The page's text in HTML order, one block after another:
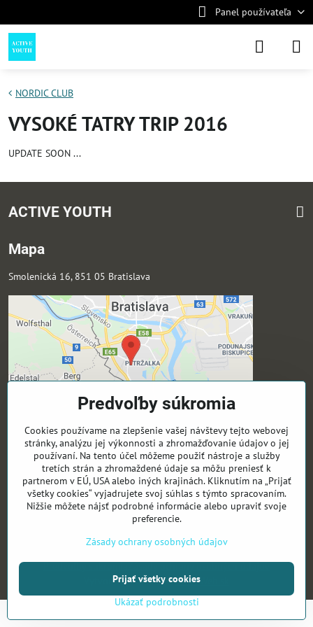
Panel používateľa
NORDIC CLUB
VYSOKÉ TATRY TRIP 2016
UPDATE SOON ...
ACTIVE YOUTH
Mapa
Smolenická 16, 851 05 Bratislava
Sledujte nás
Activeyouthsk -Fb
Activeyouthsk -Ig
2026 Copyright
Predvoľby súkromiaZásady ochrany osobných údajov
Vytvorené pomocou:BiznisWeb.sk
Predvoľby súkromia
Cookies používame na zlepšenie vašej návštevy tejto webovej
stránky, analýzu jej výkonnosti a zhromažďovanie údajov o jej
používaní. Na tento účel môžeme použiť nástroje a služby
tretích strán a zhromaždené údaje sa môžu preniesť k
partnerom v EÚ, USA alebo iných krajinách. Kliknutím na „Prijať
všetky cookies“ vyjadrujete svoj súhlas s týmto spracovaním.
Nižšie môžete nájsť podrobné informácie alebo upraviť svoje
preferencie.
Zásady ochrany osobných údajov
Ukázať podrobnosti
Prijať všetky cookies